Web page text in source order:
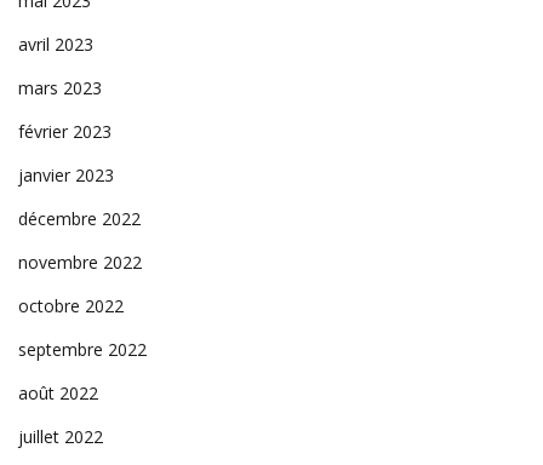
avril 2023
mars 2023
février 2023
janvier 2023
décembre 2022
novembre 2022
octobre 2022
septembre 2022
août 2022
juillet 2022